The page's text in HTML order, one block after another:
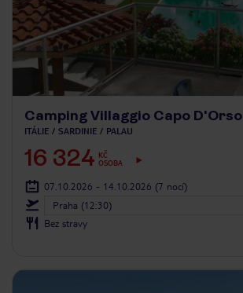
Camping Villaggio Capo D'Orso
ITÁLIE SARDINIE PALAU
16 324 KČ
OSOBA
07.10.2026 - 14.10.2026 (7 nocí)
Praha (12:30)
Bez stravy